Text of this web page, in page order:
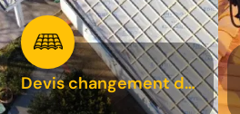
Devis changement de
tuile 31